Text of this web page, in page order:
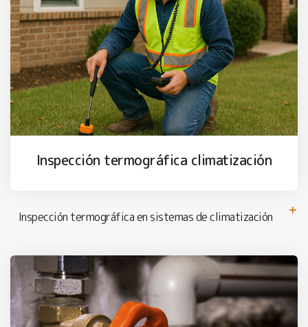
Inspección termográfica climatización
Inspección termográfica en sistemas de climatización